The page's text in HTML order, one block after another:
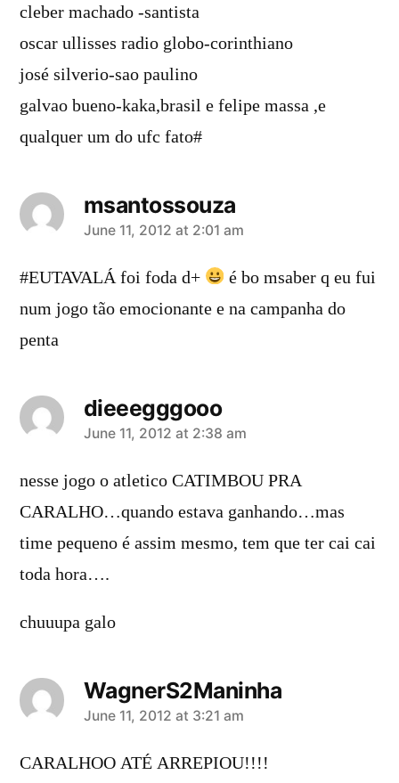
cleber machado -santista
oscar ullisses radio globo-corinthiano
josé silverio-sao paulino
galvao bueno-kaka,brasil e felipe massa ,e
qualquer um do ufc fato#
msantossouza
says:
June 11, 2012 at 2:01 am
#EUTAVALÁ foi foda d+
é bo msaber q eu fui
num jogo tão emocionante e na campanha do
penta
dieeegggooo
says:
June 11, 2012 at 2:38 am
nesse jogo o atletico CATIMBOU PRA
CARALHO…quando estava ganhando…mas
time pequeno é assim mesmo, tem que ter cai cai
toda hora….
chuuupa galo
WagnerS2Maninha
says:
June 11, 2012 at 3:21 am
CARALHOO ATÉ ARREPIOU!!!!